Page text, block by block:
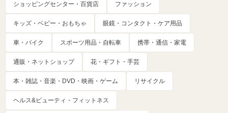
ショッピングセンター・百貨店 ファッション
キッズ・ベビー・おもちゃ 眼鏡・コンタクト・ケア用品
車・バイク スポーツ用品・自転車 携帯・通信・家電
通販・ネットショップ 花・ギフト・手芸
本・雑誌・音楽・DVD・映画・ゲーム リサイクル
ヘルス&ビューティ・フィットネス